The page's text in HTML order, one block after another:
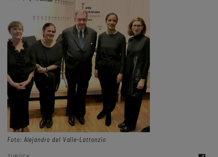
Foto: Alejandro del Valle-Lattanzio